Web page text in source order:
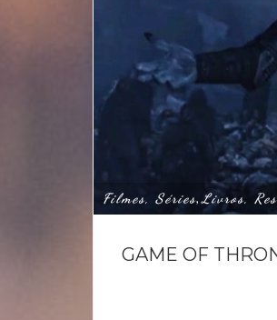
Filmes, Séries, Livros,
GAME OF